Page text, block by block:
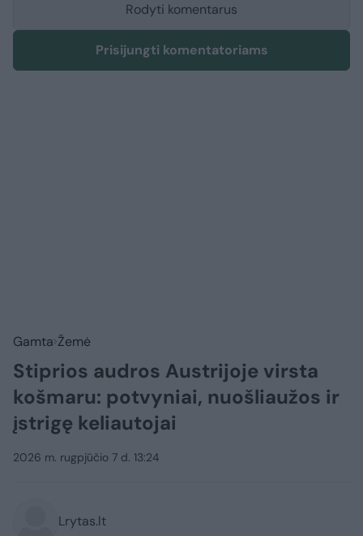
Rodyti komentarus
Prisijungti komentatoriams
Gamta Žemė
Stiprios audros Austrijoje virsta
košmaru: potvyniai, nuošliaužos ir
įstrigę keliautojai
2026 m. rugpjūčio 7 d. 13:24
Lrytas.lt